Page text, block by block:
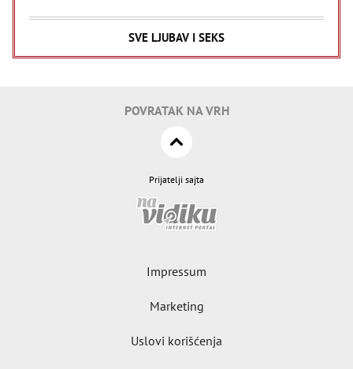
SVE LJUBAV I SEKS
POVRATAK NA VRH
Prijatelji sajta
Impressum
Marketing
Uslovi korišćenja